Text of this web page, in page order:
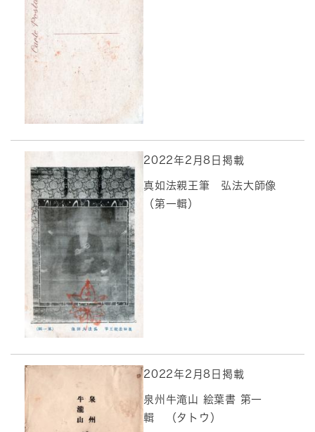
2022年2月8日掲載
真如法親王筆 弘法大師像
（第一輯）
2022年2月8日掲載
泉州牛滝山 絵葉書 第一
輯 （タトウ）